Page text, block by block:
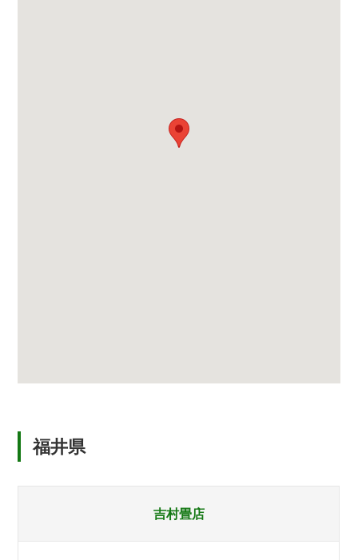
福井県
吉村畳店